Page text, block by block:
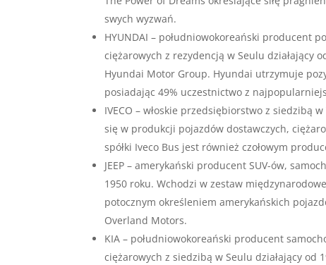
swych wyzwań.
HYUNDAI – południowokoreański producent
ciężarowych z rezydencją w Seulu działający
Hyundai Motor Group. Hyundai utrzymuje
posiadając 49% uczestnictwo z
IVECO – włoskie przedsiębiorstwo z siedzibą
się w produkcji pojazdów dostawczych,
spółki Iveco Bus jest również czołowym
JEEP – amerykański producent SUV-ów,
1950 roku. Wchodzi w zestaw
potocznym określeniem amerykańskich
Overland Motors.
KIA – południowokoreański producent
ciężarowych z siedzibą w Seulu działający od